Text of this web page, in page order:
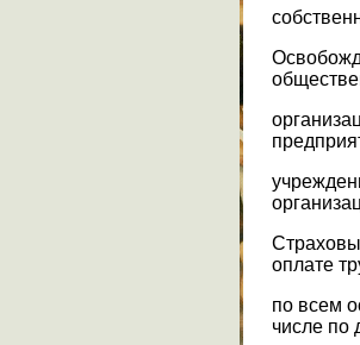
оплате
по всем
числе по